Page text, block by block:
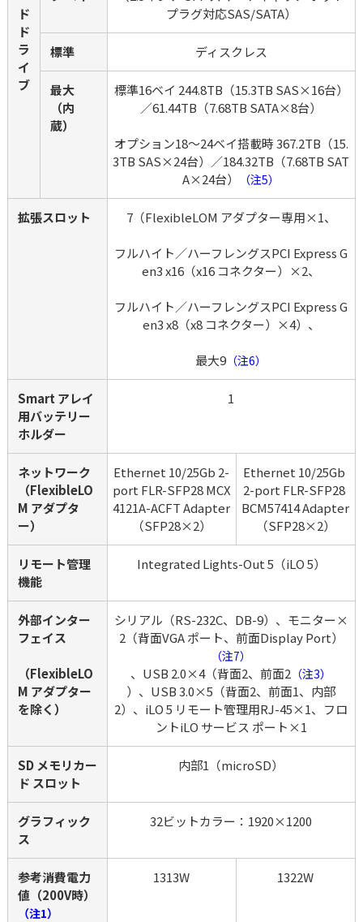
ド
ド
ラ
イ
ブ
プラグ対応SAS/SATA）
標準 ディスクレス
最大
（内
蔵）
標準16ベイ 244.8TB（15.3TB SAS×16台）
／61.44TB（7.68TB SATA×8台）
オプション18～24ベイ搭載時 367.2TB（15.
3TB SAS×24台）／184.32TB（7.68TB SAT
A×24台）
（注5）
拡張スロット 7（FlexibleLOM アダプター専用×1、
フルハイト／ハーフレングスPCI Express G
en3 x16（x16 コネクター）×2、
フルハイト／ハーフレングスPCI Express G
en3 x8（x8 コネクター）×4）、
最大9 （注6）
Smart アレイ
用バッテリー
ホルダー
1
ネットワーク
（FlexibleLO
M アダプタ
ー）
Ethernet 10/25Gb 2-
port FLR-SFP28 MCX
4121A-ACFT Adapter
（SFP28×2）
Ethernet 10/25Gb
2-port FLR-SFP28
BCM57414 Adapter
（SFP28×2）
リモート管理
機能
Integrated Lights-Out 5（iLO 5）
外部インター
フェイス
（FlexibleLO
M アダプター
を除く）
シリアル（RS-232C、DB-9）、モニター×
2（背面VGA ポート、前面Display Port）
（注7）
、USB 2.0×4（背面2、前面2 （注3）
）、USB 3.0×5（背面2、前面1、内部
2）、iLO 5 リモート管理用RJ-45×1、フロ
ントiLO サービス ポート×1
SD メモリカー
ド スロット
内部1（microSD）
グラフィック
ス
32ビットカラー：1920×1200
参考消費電力
値（200V時）
（注1）
1313W 1322W